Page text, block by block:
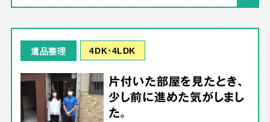
遺品整理 4DK･4LDK
片付いた部屋を見たとき、
少し前に進めた気がしまし
た。